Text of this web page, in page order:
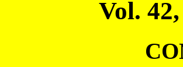
Vol.